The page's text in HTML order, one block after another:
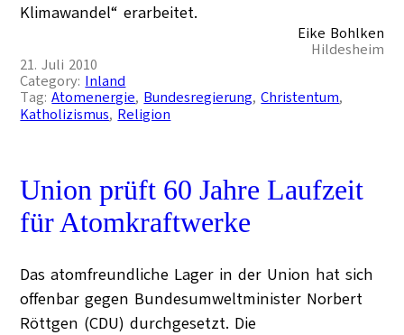
Klimawandel“ erarbeitet.
Eike Bohlken
Hildesheim
21. Juli 2010
Category: Inland
Tag:Atomenergie, Bundesregierung, Christentum
Katholizismus, Religion
Union prüft 60 Jahre Laufzeit
für Atomkraftwerke
Das atomfreundliche Lager in der Union hat sich
offenbar gegen Bundesumweltminister Norbert
Röttgen (CDU) durchgesetzt. Die